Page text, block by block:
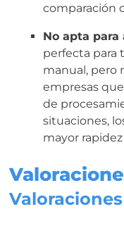
comparación
No apta
perfecta para
manual, pero
empresas
de
situaciones,
mayor
Valoraciones